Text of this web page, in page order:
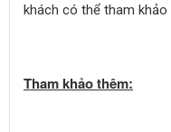
khách có thể tham khảo
Tham khảo thêm: